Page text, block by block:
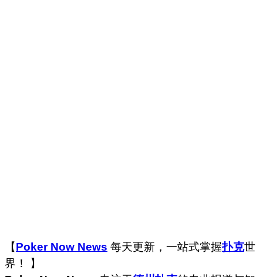
【Poker Now News 每天更新，一站式掌握扑克世
界！ 】